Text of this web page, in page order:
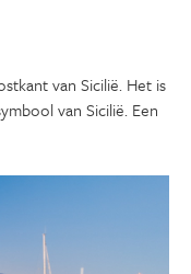
van Sicilië. Het is
van Sicilië. Een